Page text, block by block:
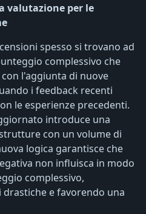
valutazione per le
spesso si trovano ad
complessivo che
l'aggiunta di nuove
i feedback recenti
le esperienze precedenti.
introduce una
con un volume di
logica garantisce che
non influisca in modo
complessivo,
e favorendo una